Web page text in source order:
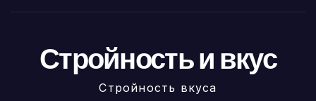
Стройность и вкус
Стройность вкуса